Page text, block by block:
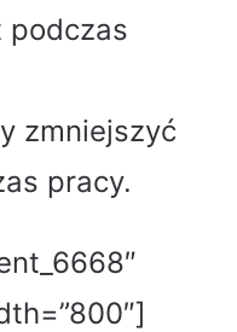
podczas
zmniejszyć
pracy.